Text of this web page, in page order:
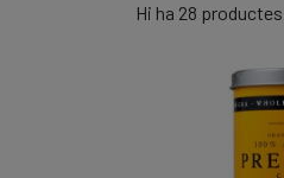
Hi ha 28